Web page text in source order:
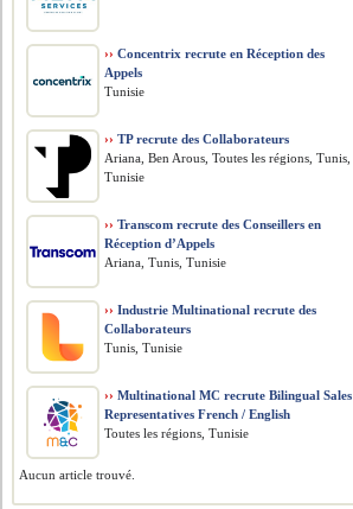
›› Concentrix recrute en Réception des
Appels
Tunisie
›› TP recrute des Collaborateurs
Ariana, Ben Arous, Toutes les régions, Tunis,
Tunisie
›› Transcom recrute des Conseillers en
Réception d’Appels
Ariana, Tunis, Tunisie
›› Industrie Multinational recrute des
Collaborateurs
Tunis, Tunisie
›› Multinational MC recrute Bilingual Sales
Representatives French / English
Toutes les régions, Tunisie
Aucun article trouvé.